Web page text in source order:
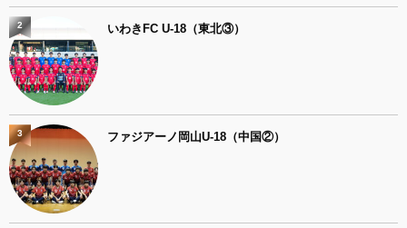
いわきFC U-18（東北③）
2
ファジアーノ岡山U-18（中国②）
3